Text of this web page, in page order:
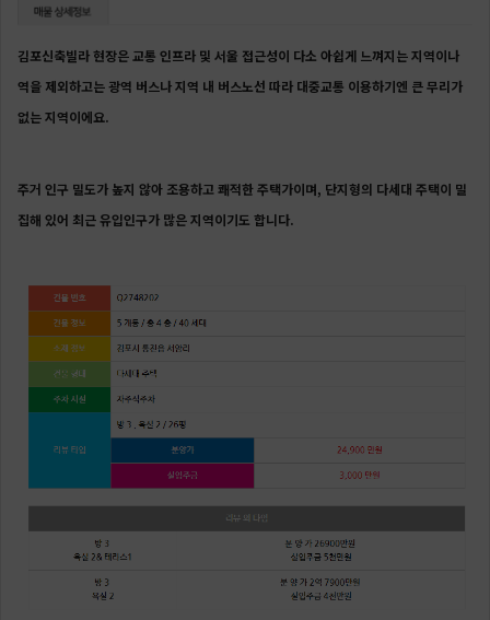
김포신축빌라 현장은 교통 인프라 및 서울 접근성이 다소 아쉽게 느껴지는 지역이나
역을 제외하고는 광역 버스나 지역 내 버스노선 따라 대중교통 이용하기엔 큰 무리가
없는 지역이에요.
주거 인구 밀도가 높지 않아 조용하고 쾌적한 주택가이며, 단지형의 다세대 주택이 밀
집해 있어 최근 유입인구가 많은 지역이기도 합니다.